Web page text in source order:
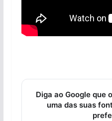
Diga ao Google que
uma das suas